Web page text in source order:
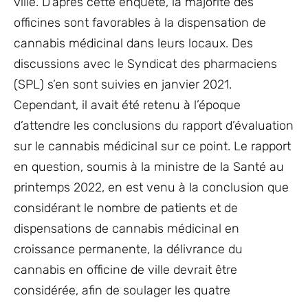
officines sont favorables à la dispensation de
cannabis médicinal dans leurs locaux. Des
discussions avec le Syndicat des pharmaciens
(SPL) s’en sont suivies en janvier 2021.
Cependant, il avait été retenu à l’époque
d’attendre les conclusions du rapport d’évaluation
sur le cannabis médicinal sur ce point. Le rapport
en question, soumis à la ministre de la Santé au
printemps 2022, en est venu à la conclusion que
considérant le nombre de patients et de
dispensations de cannabis médicinal en
croissance permanente, la délivrance du
cannabis en officine de ville devrait être
considérée, afin de soulager les quatre